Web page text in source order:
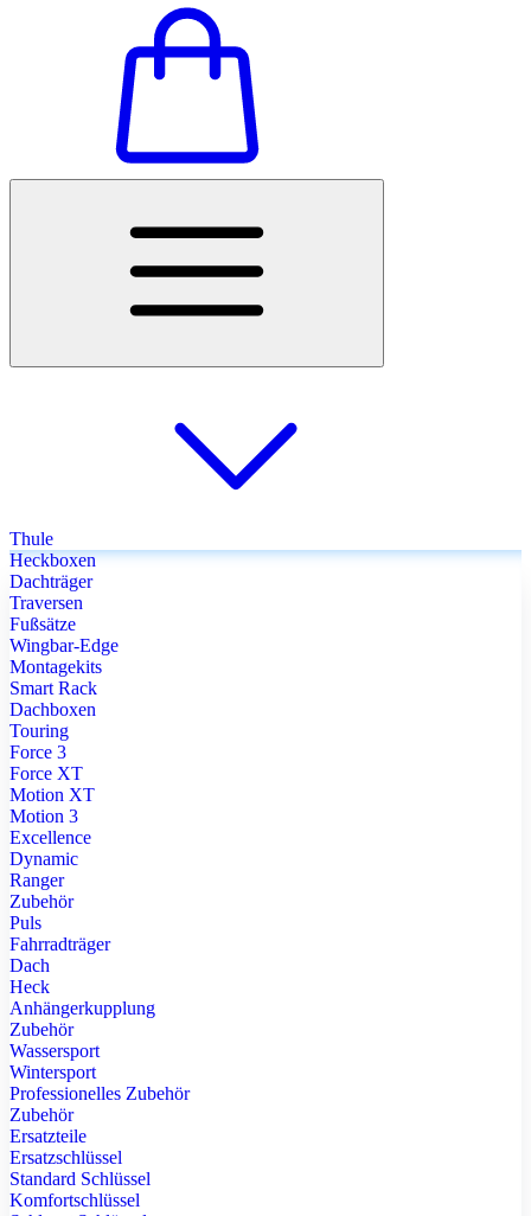
Thule
Heckboxen
Dachträger
Traversen
Fußsätze
Wingbar-Edge
Montagekits
Smart Rack
Dachboxen
Touring
Force 3
Force XT
Motion XT
Motion 3
Excellence
Dynamic
Ranger
Zubehör
Puls
Fahrradträger
Dach
Heck
Anhängerkupplung
Zubehör
Wassersport
Wintersport
Professionelles Zubehör
Zubehör
Ersatzteile
Ersatzschlüssel
Standard Schlüssel
Komfortschlüssel